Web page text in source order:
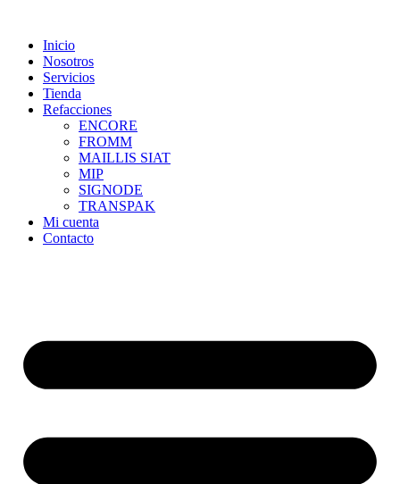
contentInicio
Nosotros
Servicios
Tienda
Refacciones
ENCORE
FROMM
MAILLIS SIAT
MIP
SIGNODE
TRANSPAK
Mi cuenta
Contacto